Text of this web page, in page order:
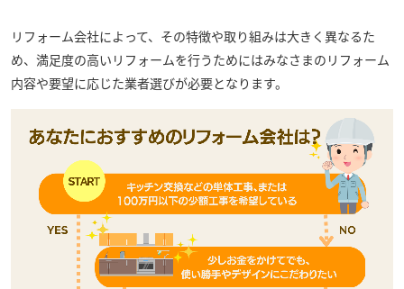
リフォーム会社によって、その特徴や取り組みは大きく異なるた
め、満足度の高いリフォームを行うためにはみなさまのリフォーム
内容や要望に応じた業者選びが必要となります。